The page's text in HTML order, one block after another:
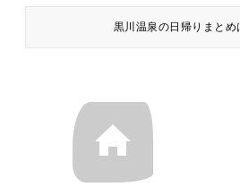
黒川温泉の日帰りまとめ